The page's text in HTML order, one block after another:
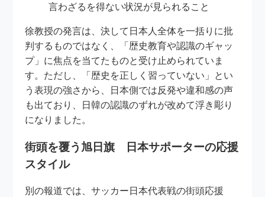
言わざるを得ない状況が見られること
徐教授の発言は、決して日本人全体を一括りに批
判するものではなく、「歴史教育や認識のギャッ
プ」に焦点を当てたものと受け止められていま
す。ただし、「歴史を正しく習っていない」とい
う表現の強さから、日本側では反発や違和感の声
も出ており、日韓の認識のずれが改めて浮き彫り
になりました。
街頭を覆う旭日旗 日本サポーターの応援
スタイル
別の報道では、サッカー日本代表戦の街頭応援